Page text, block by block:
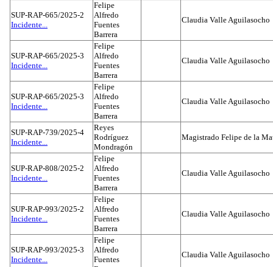
SUP-RAP-665/2025-2
Incidente...
Felipe
Alfredo
Fuentes
Barrera
Claudia Valle Aguilasocho
SUP-RAP-665/2025-3
Incidente...
Felipe
Alfredo
Fuentes
Barrera
Claudia Valle Aguilasocho
SUP-RAP-665/2025-3
Incidente...
Felipe
Alfredo
Fuentes
Barrera
Claudia Valle Aguilasocho
SUP-RAP-739/2025-4
Incidente...
Reyes
Rodríguez
Mondragón
Magistrado Felipe de la
SUP-RAP-808/2025-2
Incidente...
Felipe
Alfredo
Fuentes
Barrera
Claudia Valle Aguilasocho
SUP-RAP-993/2025-2
Incidente...
Felipe
Alfredo
Fuentes
Barrera
Claudia Valle Aguilasocho
SUP-RAP-993/2025-3
Incidente...
Felipe
Alfredo
Fuentes
Claudia Valle Aguilasocho